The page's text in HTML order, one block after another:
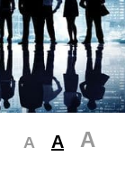
A A A